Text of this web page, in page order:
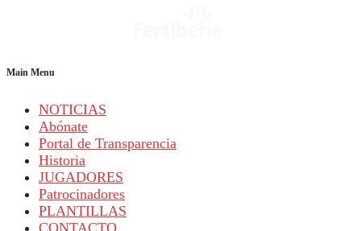
Main Menu
NOTICIAS
Abónate
Portal de Transparencia
Historia
JUGADORES
Patrocinadores
PLANTILLAS